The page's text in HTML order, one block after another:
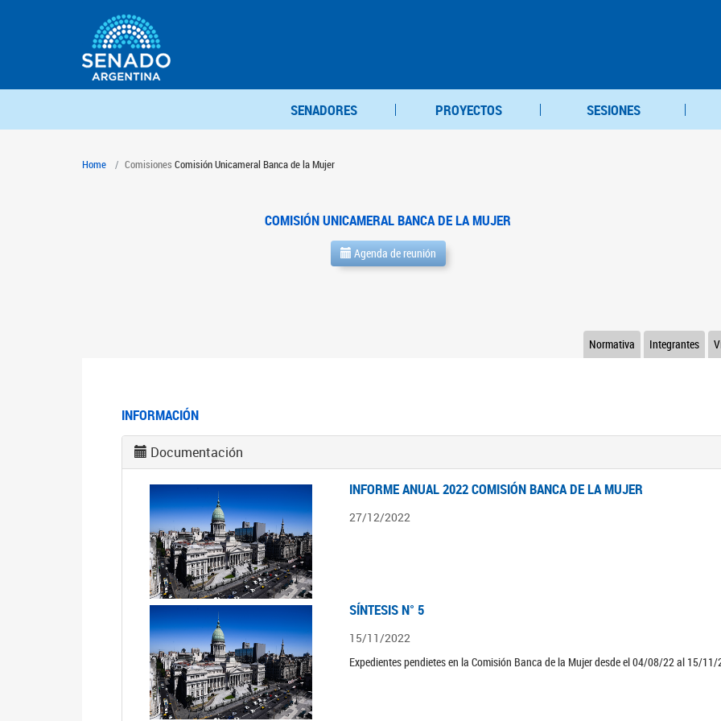
SENADORES PROYECTOS SESIONES
Home Comisiones Comisión Unicameral Banca de la Mujer
COMISIÓN UNICAMERAL BANCA DE LA MUJER
Agenda de reunión
Integrantes
Normativa
INFORMACIÓN
Documentación
INFORME ANUAL 2022 COMISIÓN BANCA DE LA MUJER
27/12/2022
SÍNTESIS N° 5
15/11/2022
Expedientes pendietes en la Comisión Banca de la Mujer desde el 04/08/22 al 15/